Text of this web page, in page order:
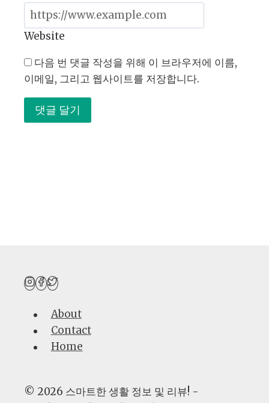
Website
다음 번 댓글 작성을 위해 이 브라우저에 이름,
이메일, 그리고 웹사이트를 저장합니다.
About
Contact
Home
© 2026 스마트한 생활 정보 및 리뷰! -